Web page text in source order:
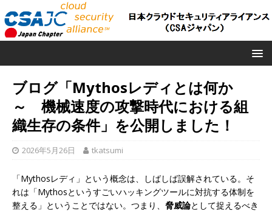
ブログ「Mythosレディとは何か
～ 機械速度の攻撃時代における組
織生存の条件」を公開しました！
2026年5月26日 tkatsumi
「Mythosレディ」という概念は、しばしば誤解されている。そ
れは「Mythosというすごいハッキングツールに対抗する体制を
整える」ということではない。つまり、 脅威論として捉えるべき